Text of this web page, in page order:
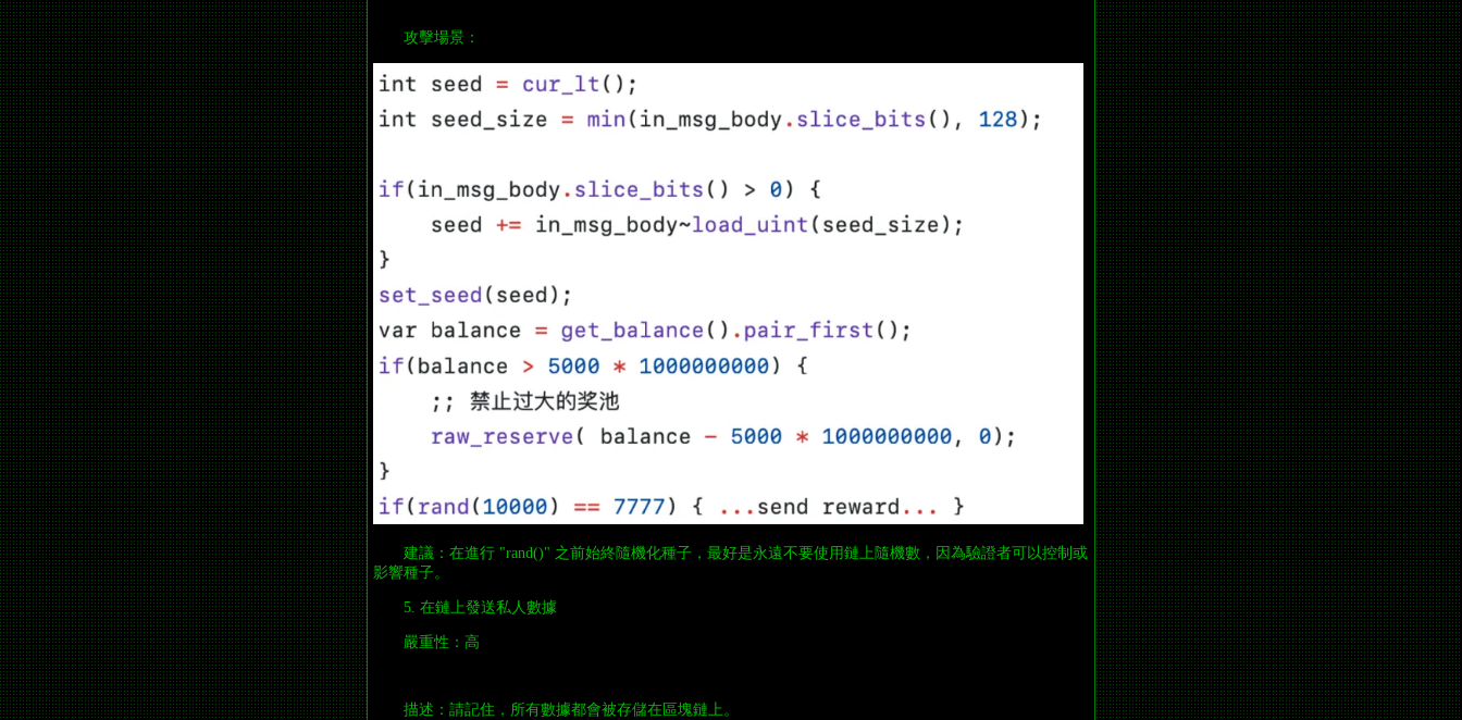
攻擊場景：
建議：在進行 "rand()" 之前始終隨機化種子，最好是永遠不要使用鏈上隨機數，因為驗證者可以控制或
影響種子。
5. 在鏈上發送私人數據
嚴重性：高
描述：請記住，所有數據都會被存儲在區塊鏈上。